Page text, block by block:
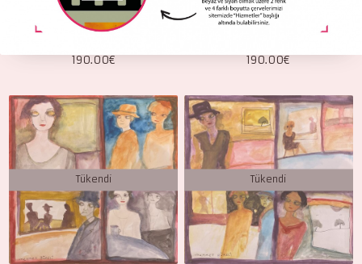
190.00€
190.00€
Tükendi Tükendi